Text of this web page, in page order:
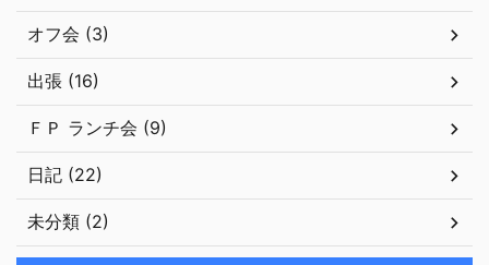
オフ会 (3)
出張 (16)
ＦＰ ランチ会 (9)
日記 (22)
未分類 (2)